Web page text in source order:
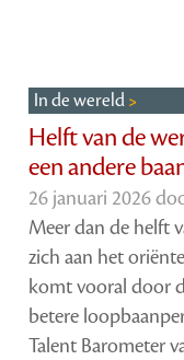
In de wereld
Helft van de
een andere
26 januari 2026
Meer dan de helft
zich aan het
komt vooral door
betere
Talent Barometer